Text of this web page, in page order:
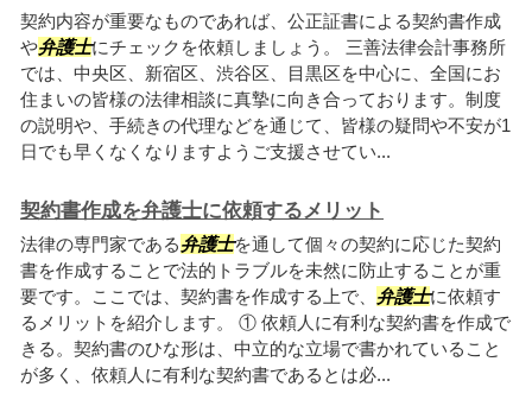
契約内容が重要なものであれば、公正証書による契約書作成
や弁護士にチェックを依頼しましょう。 三善法律会計事務所
では、中央区、新宿区、渋谷区、目黒区を中心に、全国にお
住まいの皆様の法律相談に真摯に向き合っております。制度
の説明や、手続きの代理などを通じて、皆様の疑問や不安が1
日でも早くなくなりますようご支援させてい...
契約書作成を弁護士に依頼するメリット
法律の専門家である弁護士を通して個々の契約に応じた契約
書を作成することで法的トラブルを未然に防止することが重
要です。ここでは、契約書を作成する上で、 弁護士に依頼す
るメリットを紹介します。 ① 依頼人に有利な契約書を作成で
きる。契約書のひな形は、中立的な立場で書かれていること
が多く、依頼人に有利な契約書であるとは必...